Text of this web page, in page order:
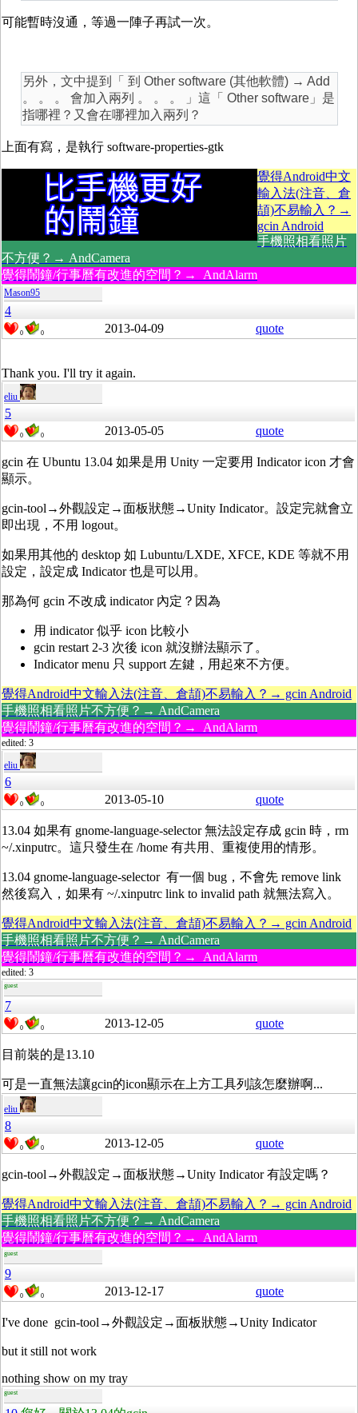
可能暫時沒通，等過一陣子再試一次。
另外，文中提到「 到 Other software (其他軟體) → Add
。 。 。 會加入兩列 。 。 。 」這「 Other software」是
指哪裡？又會在哪裡加入兩列？
上面有寫，是執行 software-properties-gtk
覺得Android中文
輸入法(注音、倉
頡)不易輸入？→
gcin Android
手機照相看照片
不方便？→ AndCamera
覺得鬧鐘/行事曆有改進的空間？→ AndAlarm
Mason95
4
0 0 2013-04-09 quote
Thank you. I'll try it again.
eliu
5
0 0 2013-05-05 quote
gcin 在 Ubuntu 13.04 如果是用 Unity 一定要用 Indicator icon 才會
顯示。
gcin-tool→外觀設定→面板狀態→Unity Indicator。設定完就會立
即出現，不用 logout。
如果用其他的 desktop 如 Lubuntu/LXDE, XFCE, KDE 等就不用
設定，設定成 Indicator 也是可以用。
那為何 gcin 不改成 indicator 內定？因為
用 indicator 似乎 icon 比較小
gcin restart 2-3 次後 icon 就沒辦法顯示了。
Indicator menu 只 support 左鍵，用起來不方便。
覺得Android中文輸入法(注音、倉頡)不易輸入？→ gcin Android
手機照相看照片不方便？→ AndCamera
覺得鬧鐘/行事曆有改進的空間？→ AndAlarm
edited: 3
eliu
6
0 0 2013-05-10 quote
13.04 如果有 gnome-language-selector 無法設定存成 gcin 時，rm
~/.xinputrc。這只發生在 /home 有共用、重複使用的情形。
13.04 gnome-language-selector 有一個 bug，不會先 remove link
然後寫入，如果有 ~/.xinputrc link to invalid path 就無法寫入。
覺得Android中文輸入法(注音、倉頡)不易輸入？→ gcin Android
手機照相看照片不方便？→ AndCamera
覺得鬧鐘/行事曆有改進的空間？→ AndAlarm
edited: 3
guest
7
0 0 2013-12-05 quote
目前裝的是13.10
可是一直無法讓gcin的icon顯示在上方工具列該怎麼辦啊...
eliu
8
0 0 2013-12-05 quote
gcin-tool→外觀設定→面板狀態→Unity Indicator 有設定嗎？
覺得Android中文輸入法(注音、倉頡)不易輸入？→ gcin Android
手機照相看照片不方便？→ AndCamera
覺得鬧鐘/行事曆有改進的空間？→ AndAlarm
guest
9
0 0 2013-12-17 quote
I've done gcin-tool→外觀設定→面板狀態→Unity Indicator
but it still not work
nothing show on my tray
guest